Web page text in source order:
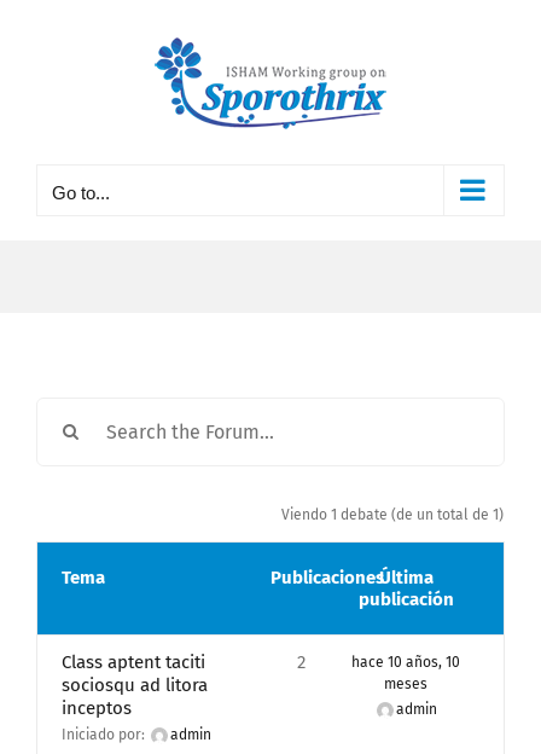
Go to...
Viendo 1 debate (de un total de 1)
Tema PublicacionesÚltima
publicación
Class aptent taciti
sociosqu ad litora
inceptos
Iniciado por: admin
2
hace 10 años, 10
meses
admin